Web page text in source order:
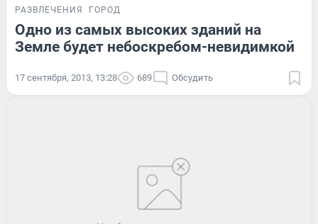
РАЗВЛЕЧЕНИЯ ГОРОД
Одно из самых высоких зданий на
Земле будет небоскребом-невидимкой
17 сентября, 2013, 13:28 689 Обсудить